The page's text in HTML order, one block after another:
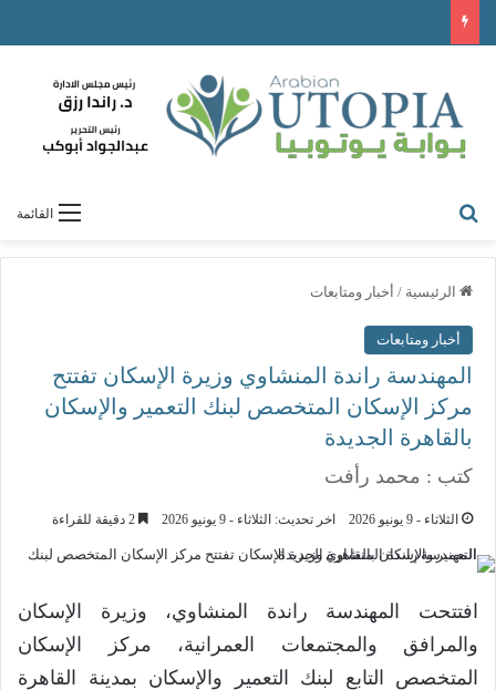
القائمة
الرئيسية / أخبار ومتابعات
أخبار ومتابعات
المهندسة راندة المنشاوي وزيرة الإسكان تفتتح
مركز الإسكان المتخصص لبنك التعمير والإسكان
بالقاهرة الجديدة
كتب : محمد رأفت
الثلاثاء - 9 يونيو 2026 اخر تحديث: الثلاثاء - 9 يونيو 2026
افتتحت المهندسة راندة المنشاوي، وزيرة الإسكان
والمرافق والمجتمعات العمرانية، مركز الإسكان
المتخصص التابع لبنك التعمير والإسكان بمدينة القاهرة